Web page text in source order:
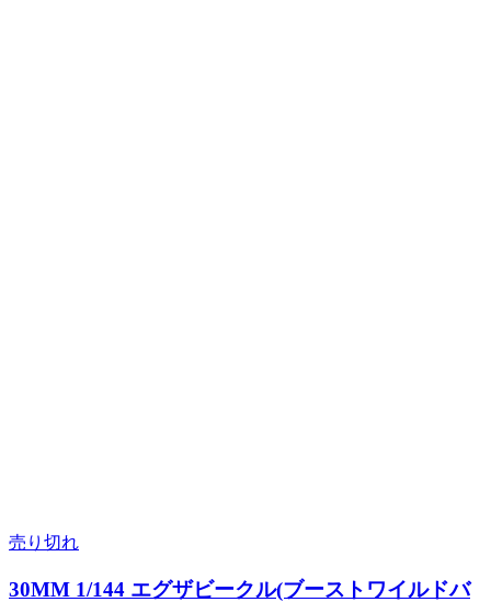
売り切れ
30MM 1/144 エグザビークル(ブーストワイルドバ